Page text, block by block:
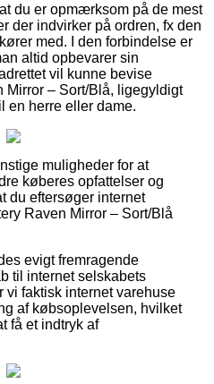
du er opmærksom på de mest
der indvirker på ordren, fx den
med. I den forbindelse er
altid opbevarer sin
vil kunne bevise
Mirror – Sort/Blå, ligegyldigt
en herre eller dame.
muligheder for at
køberes opfattelser og
du eftersøger internet
Raven Mirror – Sort/Blå
evigt fremragende
til internet selskabets
faktisk internet varehuse
af købsoplevelsen, hvilket
få et indtryk af